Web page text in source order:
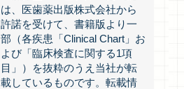
は、医歯薬出版株式会社から
許諾を受けて、書籍版より一
部（各疾患「Clinical Chart」お
よび「臨床検査に関する1項
目」）を抜粋のうえ当社が転
載しているものです。転載情